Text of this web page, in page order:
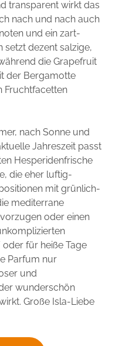
transparent wirkt das
nach und nach auch
und ein zart-
setzt dezent salzige,
die Grapefruit
der Bergamotte
Fruchtfacetten
nach Sonne und
Jahreszeit passt
Hesperidenfrische
die eher luftig-
mit grünlich-
mediterrane
oder einen
für heiße Tage
Parfum nur
und
wunderschön
Große Isla-Liebe